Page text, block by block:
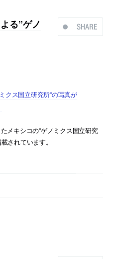
SHARE
る”ゲノ
クス国立研究所”の写真が
メキシコの”ゲノミクス国立研究
されています。